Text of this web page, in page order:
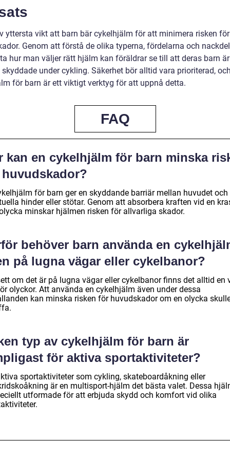
yttersta vikt att barn bär cykelhjälm för att minimera risken för
Genom att förstå de olika typerna, fördelarna och
hur man väljer rätt hjälm kan föräldrar se till att deras barn är
under cykling. Säkerhet bör alltid vara prioriterad,
för barn är ett viktigt verktyg för att uppnå detta.
FAQ
kan en cykelhjälm för barn minska
för barn ger en skyddande barriär mellan huvudet och
hinder eller stötar. Genom att absorbera kraften vid en
minskar hjälmen risken för allvarliga skador.
behöver barn använda en
på lugna vägar eller cykelbanor?
om det är på lugna vägar eller cykelbanor finns det alltid en
olyckor. Att använda en cykelhjälm även under dessa
kan minska risken för huvudskador om en olycka
typ av cykelhjälm för barn är
för aktiva sportaktiviteter?
sportaktiviteter som cykling, skateboardåkning eller
är en multisport-hjälm det bästa valet. Dessa
utformade för att erbjuda skydd och komfort vid olika